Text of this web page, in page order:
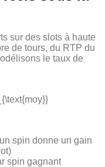
sur des slots à haute
de tours, du RTP du
le taux de
spin donne un gain
spin gagnant